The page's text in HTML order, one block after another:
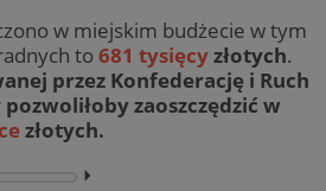
w miejskim budżecie w tym
to681 tysięcyzłotych.
przez Konfederację i Ruch
zaoszczędzić w
złotych.
⏵︎